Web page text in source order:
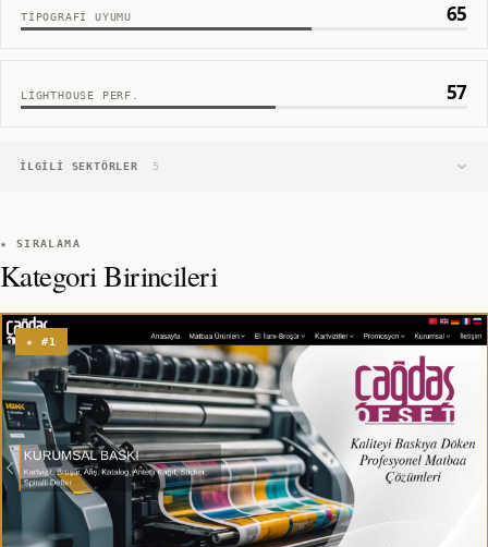
TIPOGRAFI UYUMU 65
LIGHTHOUSE PERF. 57
İLGILI SEKTÖRLER 5
★ SIRALAMA
Kategori Birincileri
★ #1